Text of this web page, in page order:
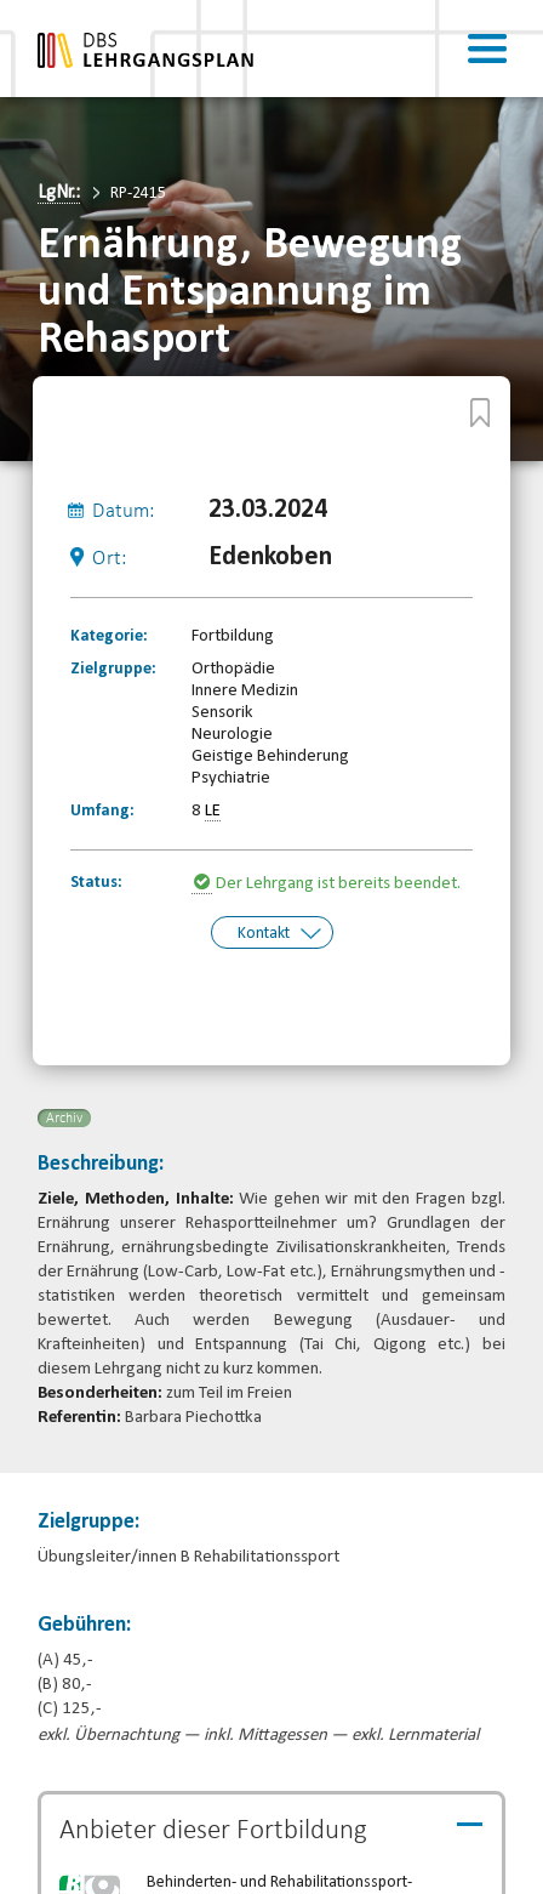
LgNr.: RP-2415
Ernährung, Bewegung
und Entspannung im
Rehasport
Datum: 23.03.2024
Ort: Edenkoben
Kategorie:
Fortbildung
Zielgruppe:
Orthopädie
Innere Medizin
Sensorik
Neurologie
Geistige Behinderung
Psychiatrie
Umfang:
8 LE
Status: Der Lehrgang ist bereits beendet.
Kontakt
Archiv
Beschreibung:
Ziele, Methoden, Inhalte: Wie gehen wir mit den Fragen bzgl.
Ernährung unserer Rehasportteilnehmer um? Grundlagen der
Ernährung, ernährungsbedingte Zivilisationskrankheiten, Trends
der Ernährung (Low-Carb, Low-Fat etc.), Ernährungsmythen und -
statistiken werden theoretisch vermittelt und gemeinsam
bewertet. Auch werden Bewegung (Ausdauer- und
Krafteinheiten) und Entspannung (Tai Chi, Qigong etc.) bei
diesem Lehrgang nicht zu kurz kommen.
Besonderheiten: zum Teil im Freien
Referentin: Barbara Piechottka
Zielgruppe:
Übungsleiter/innen B Rehabilitationssport
Gebühren:
(A) 45,-
(B) 80,-
(C) 125,-
exkl. Übernachtung — inkl. Mittagessen — exkl. Lernmaterial
Anbieter dieser Fortbildung
Behinderten- und Rehabilitationssport-